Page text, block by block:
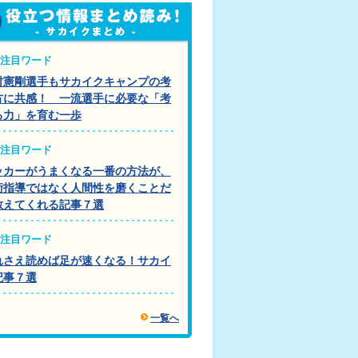
注目ワード
憲剛選手もサカイクキャンプの考
に共感！ 一流選手に必要な「考
力」を育む一歩
注目ワード
カーがうまくなる一番の方法が、
指導ではなく人間性を磨くことだ
えてくれる記事７選
注目ワード
さえ読めば足が速くなる！サカイ
事７選
一覧へ